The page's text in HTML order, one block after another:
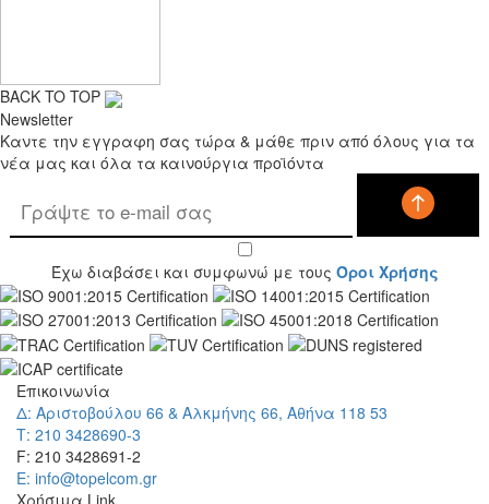
BACK TO TOP
Newsletter
Καντε την εγγραφη σας τώρα & μάθε πριν από όλους για τα
νέα μας και όλα τα καινούργια προϊόντα
Έχω διαβάσει και συμφωνώ με τους Όροι Χρήσης
Επικοινωνία
Δ: Αριστοβούλου 66 & Αλκμήνης 66, Αθήνα 118 53
Τ: 210 3428690-3
F: 210 3428691-2
E: info@topelcom.gr
Χρήσιμα Link